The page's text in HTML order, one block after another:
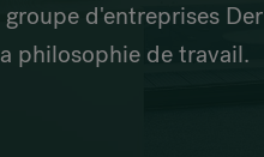
d'entreprises Der
philosophie de travail.